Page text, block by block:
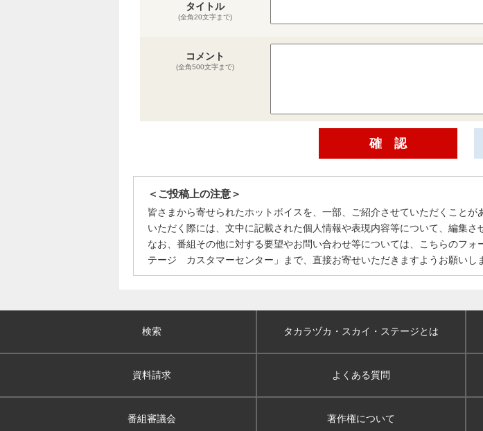
タイトル
(全角20文字まで)
コメント
(全角500文字まで)
＜ご投稿上の注意＞
皆さまから寄せられたホットボイスを、一部、ご紹介させていただくこと
いただく際には、文中に記載された個人情報や表現内容等について、編集さ
なお、番組その他に対する要望やお問い合わせ等については、こちらのフ
テージ カスタマーセンター」まで、直接お寄せいただきますようお願いし
検索 タカラヅカ・スカイ ・ステージとは
資料請求 よくある質問
番組審議会 著作権について